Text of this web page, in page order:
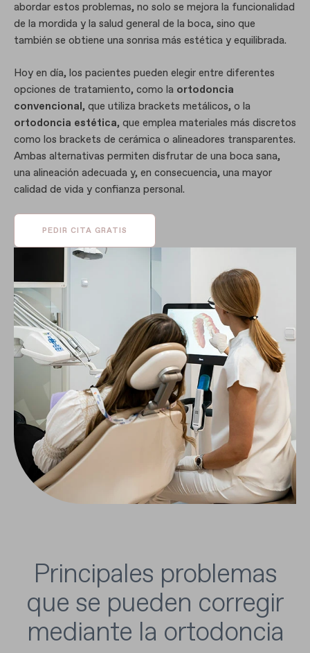
abordar estos problemas, no solo se mejora la funcionalidad
de la mordida y la salud general de la boca, sino que
también se obtiene una sonrisa más estética y equilibrada.
Hoy en día, los pacientes pueden elegir entre diferentes
opciones de tratamiento, como la ortodoncia
convencional, que utiliza brackets metálicos, o la
ortodoncia estética, que emplea materiales más discretos
como los brackets de cerámica o alineadores transparentes.
Ambas alternativas permiten disfrutar de una boca sana,
una alineación adecuada y, en consecuencia, una mayor
calidad de vida y confianza personal.
PEDIR CITA GRATIS
Principales problemas
que se pueden corregir
mediante la ortodoncia